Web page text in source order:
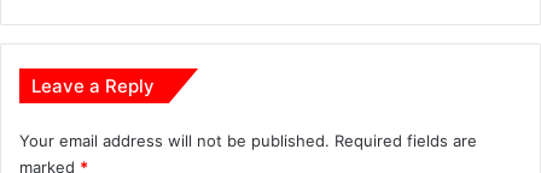
नी
ति
ड्यं
त्र
रि
यों
की
ठ
क
Leave a Reply
Your email address will not be published. Required fields are
marked *